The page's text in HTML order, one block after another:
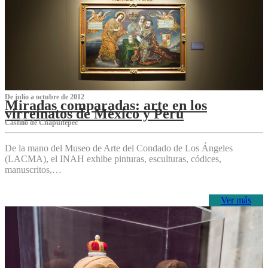
De julio a octubre de 2012
Miradas comparadas: arte en los
virreinatos de México y Perú
Castillo de Chapultepec
De la mano del Museo de Arte del Condado de Los Ángeles
(LACMA), el INAH exhibe pinturas, esculturas, códices,
manuscritos,…
Ver más